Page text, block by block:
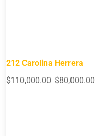
212 Carolina Herrera
$110,000.00 $80,000.00